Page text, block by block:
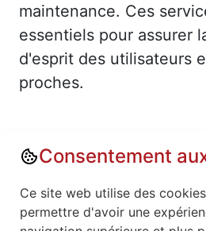
maintenance. Ces
essentiels pour assurer
d'esprit des utilisateurs
proches.
Annuaire : Monte escalier
Bierné (53290)
Consentement
Ce site web utilise des
permettre d'avoir une